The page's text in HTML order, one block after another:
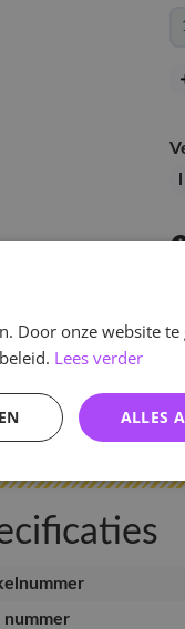
nummer
Door onze website
Lees verder
ALLES